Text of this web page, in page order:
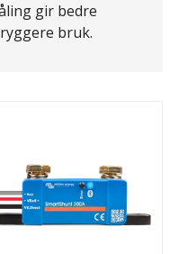
gir bedre
bruk.